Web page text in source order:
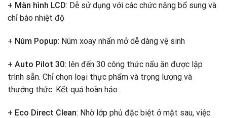
+ Màn hình LCD: Dễ sử dụng với các chức năng bổ sung và
chỉ báo nhiệt độ
+ Núm Popup: Núm xoay nhấn mở dễ dàng vệ sinh
+ Auto Pilot 30: lên đến 30 công thức nấu ăn được lập
trình sẵn. Chỉ chọn loại thực phẩm và trọng lượng và
thưởng thức. Kết quả hoàn hảo.
+ Eco Direct Clean: Nhờ lớp phủ đặc biệt ở mặt sau, việc